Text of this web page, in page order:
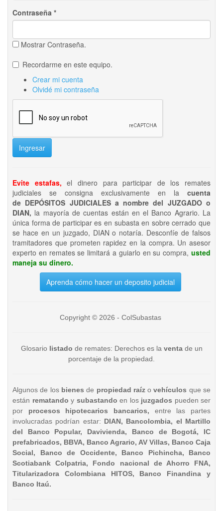
Contraseña *
Mostrar Contraseña.
Recordarme en este equipo.
Crear mi cuenta
Olvidé mi contraseña
Ingresar
Evite estafas, el dinero para participar de los remates
judiciales se consigna exclusivamente en la cuenta
de DEPÓSITOS JUDICIALES a nombre del JUZGADO o
DIAN, la mayoría de cuentas están en el Banco Agrario. La
única forma de participar es en subasta en sobre cerrado que
se hace en un juzgado, DIAN o notaría. Desconfíe de falsos
tramitadores que prometen rapidez en la compra. Un asesor
experto en remates se limitará a guiarlo en su compra, usted
maneja su dinero.
Aprenda cómo hacer un deposito judicial
Copyright © 2026 - ColSubastas
Glosario listado de remates: Derechos es la ventade un
porcentaje de la propiedad.
Algunos de los bienesde propiedad raízo vehículos que se
están rematando y subastando en los juzgados pueden ser
por procesos hipotecarios bancarios, entre las partes
involucradas podrían estar: DIAN, Bancolombia, el Martillo
del Banco Popular, Davivienda, Banco de Bogotá, IC
prefabricados, BBVA, Banco Agrario, AV Villas, Banco Caja
Social, Banco de Occidente, Banco Pichincha, Banco
Scotiabank Colpatria, Fondo nacional de Ahorro FNA,
Titularizadora Colombiana HITOS, Banco Finandina y
Banco Itaú.